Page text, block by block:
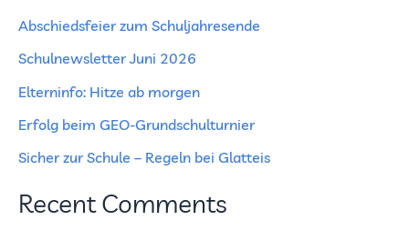
Abschiedsfeier zum Schuljahresende
Schulnewsletter Juni 2026
Elterninfo: Hitze ab morgen
Erfolg beim GEO-Grundschulturnier
Sicher zur Schule – Regeln bei Glatteis
Recent Comments